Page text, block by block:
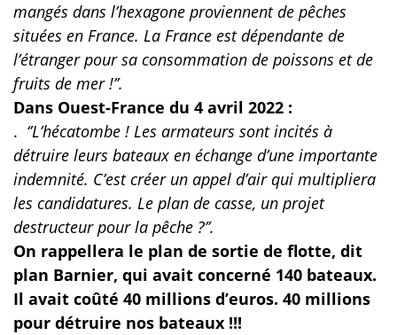
mangés dans l’hexagone proviennent de pêches
situées en France. La France est dépendante de
l’étranger pour sa consommation de poissons et de
fruits de mer !’’.
Dans Ouest-France du 4 avril 2022 :
. ‘’L’hécatombe ! Les armateurs sont incités à
détruire leurs bateaux en échange d’une importante
indemnité. C’est créer un appel d’air qui multipliera
les candidatures. Le plan de casse, un projet
destructeur pour la pêche ?’’.
On rappellera le plan de sortie de flotte, dit
plan Barnier, qui avait concerné 140 bateaux.
Il avait coûté 40 millions d’euros. 40 millions
pour détruire nos bateaux !!!